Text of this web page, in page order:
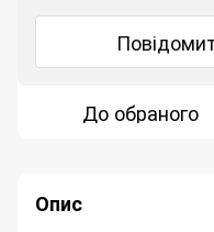
До обраного
Опис